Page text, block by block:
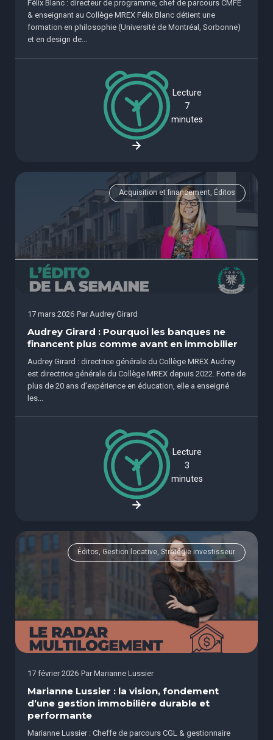
Félix Blanc : directeur de programme, chef de parcours CMFE
& enseignant au Collège MREX Félix Blanc détient une
formation en philosophie (Université de Montréal, Sorbonne)
et en design de...
Lecture
7
minutes
Acquisition et financement, Éditos
17 mars 2026 Par Audrey Girard
Audrey Girard : Pourquoi les banques ne
financent plus comme avant en immobilier
Audrey Girard : directrice générale du Collège MREX Audrey
est directrice générale du Collège MREX depuis 2022. Forte de
plus de 20 ans d’expérience en éducation, elle a enseigné
les...
Lecture
3
minutes
Éditos, Gestion locative, Stratégie investisseur
17 février 2026 Par Marianne Lussier
Marianne Lussier : la vision, fondement
d’une gestion immobilière durable et
performante
Marianne Lussier : Cheffe de parcours CGL & gestionnaire